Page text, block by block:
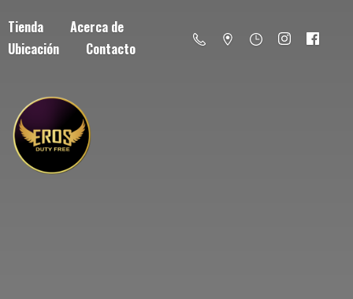
Tienda
Acerca de
Ubicación
Contacto